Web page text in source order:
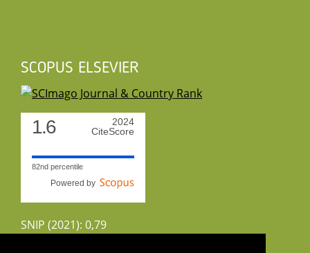
SCOPUS ELSEVIER
1.6
2024
CiteScore
82nd percentile
Powered by
SNIP (2021): 0,79